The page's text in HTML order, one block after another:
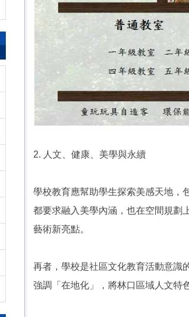
2. 人文、健康、美學與永續
學校教育應幫助學生探索美感天地，
都要求融入美學內涵，也在空間規劃
藝術新亮點。
再者，學校是社區文化教育活動意識
強調「在地化」，將林口區域人文特